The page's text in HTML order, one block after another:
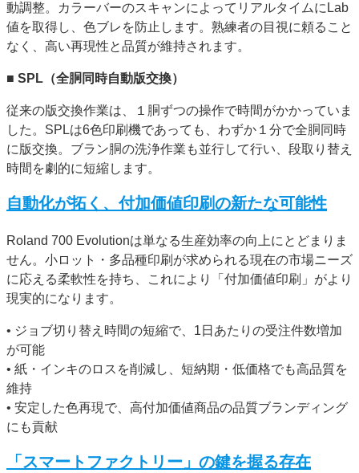
動調整。カラーバーのスキャンによってリアルタイムにLab
値を取得し、色ブレを防止します。熟練者の目視に頼ること
なく、高い再現性と品質が維持されます。
■ SPL（全胴同時自動版交換）
従来の版交換作業は、１胴ずつの操作で時間がかかっていま
した。SPLは6色印刷機であっても、わずか１分で全胴同時
に版交換。ブラン胴の洗浄作業も並行して行い、段取り替え
時間を劇的に短縮します。
自動化が拓く、付加価値印刷の新たな可能性
Roland 700 Evolutionは単なる生産効率の向上にとどまりま
せん。小ロット・多品種印刷が求められる現在の市場ニーズ
に応える柔軟性を持ち、これにより「付加価値印刷」がより
現実的になります。
• ジョブ切り替え時間の短縮で、1日あたりの受注件数増加
が可能
• 紙・インキのロスを削減し、短納期・低価格でも高品質を
維持
• 安定した色再現で、高付加価値商品の品質ブランディング
にも貢献
「スマートファクトリー」の鍵を握る存在